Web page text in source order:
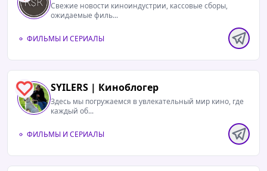
Свежие новости киноиндустрии, кассовые сборы,
ожидаемые филь...
ФИЛЬМЫ И СЕРИАЛЫ
1 SYILERS | Киноблогер
Здесь мы погружаемся в увлекательный мир кино, где
каждый об...
ФИЛЬМЫ И СЕРИАЛЫ